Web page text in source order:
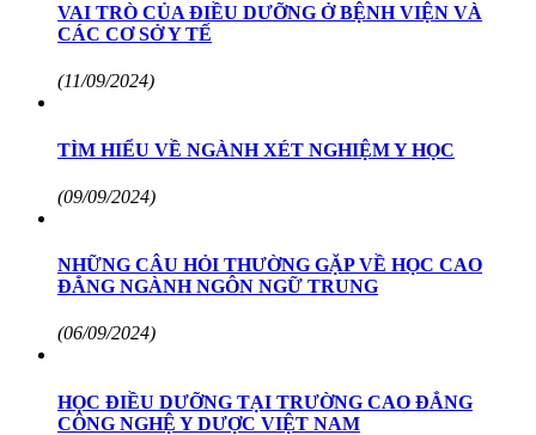
VAI TRÒ CỦA ĐIỀU DƯỠNG Ở BỆNH VIỆN VÀ
CÁC CƠ SỞ Y TẾ
(11/09/2024)
TÌM HIỂU VỀ NGÀNH XÉT NGHIỆM Y HỌC
(09/09/2024)
NHỮNG CÂU HỎI THƯỜNG GẶP VỀ HỌC CAO
ĐẲNG NGÀNH NGÔN NGỮ TRUNG
(06/09/2024)
HỌC ĐIỀU DƯỠNG TẠI TRƯỜNG CAO ĐẲNG
CÔNG NGHỆ Y DƯỢC VIỆT NAM